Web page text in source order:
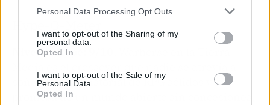
Personal Data Processing Opt Outs
I want to opt-out of the Sharing of my
personal data.
Opted In
I want to opt-out of the Sale of my
Personal Data.
Opted In
Nivel de hype: 9/10.
soñar. Con su historial de RPG sólidos y la
promesa de un mundo abierto sin concesiones,